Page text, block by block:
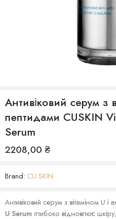
Антивіковий серум з
пептидами CUSKIN
Serum
2208,00 ₴
Brand: CU SKIN
Антивіковий серум з вітаміном U і
U Serum глибоко відновлює